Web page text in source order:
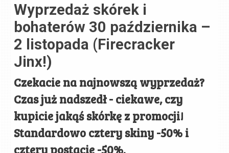
Wyprzedaż skórek i
bohaterów 30 października –
2 listopada (Firecracker
Jinx!)
Czekacie na najnowszą wyprzedaż?
Czas już nadszedł - ciekawe, czy
kupicie jakąś skórkę z promocji!
Standardowo cztery skiny -50% i
cztery postacie -50%.